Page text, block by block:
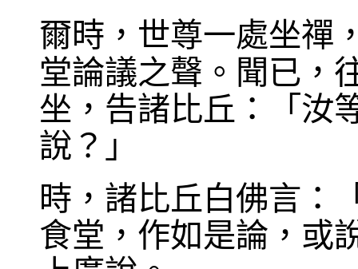
爾時，世尊一處坐禪
堂論議之聲。聞已，
坐，告諸比丘：「汝
說？」
時，諸比丘白佛言：
食堂，作如是論，